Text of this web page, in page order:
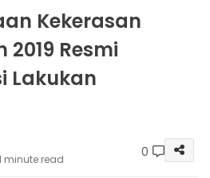
Kekerasan
2019 Resmi
Lakukan
minute read 0